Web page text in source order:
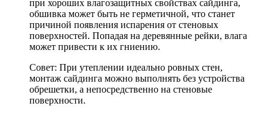
при хороших влагозащитных свойствах сайдинга,
обшивка может быть не герметичной, что станет
причиной появления испарения от стеновых
поверхностей. Попадая на деревянные рейки, влага
может привести к их гниению.
Совет: При утеплении идеально ровных стен,
монтаж сайдинга можно выполнять без устройства
обрешетки, а непосредственно на стеновые
поверхности.